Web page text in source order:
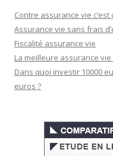
Contre assurance vie c’est
Assurance vie sans frais
Fiscalité assurance vie
La meilleure assurance
Dans quoi investir 10000
euros ?